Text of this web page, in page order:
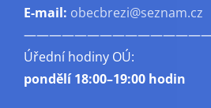
E-mail: obecbrezi@seznam.cz
Úřední hodiny OÚ:
pondělí18:00–19:00 hodin